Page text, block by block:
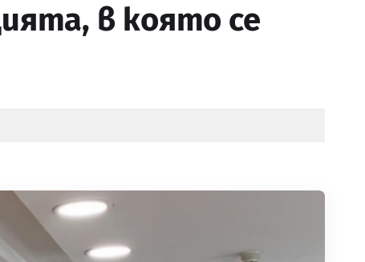
в която се